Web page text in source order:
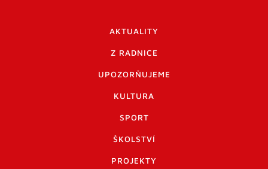
AKTUALITY
Z RADNICE
UPOZORŇUJEME
KULTURA
SPORT
ŠKOLSTVÍ
PROJEKTY